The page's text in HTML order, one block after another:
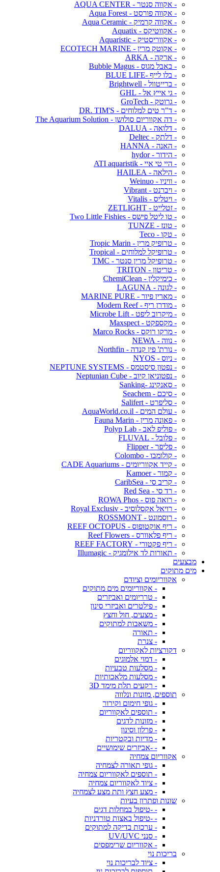
- אקווה סנטר - AQUA CENTER
- אקווה פורסט - Aqua Forest
- אקווה קרמיק - Aqua Ceramic
- אקווטיקס - Aquatix
- אקווריסטיק - Aquaristic
- אקוטק מרין - ECOTECH MARINE
- ארקה - ARKA
- באבל מגוס - Bubble Magus
- בלו לייף -BLUE LIFE
- ברייטוול - Brightwell
- גי אייץ אל - GHL
- גרוטק - GroTech
- ד"ר טים למלוחים - DR. TIM'S
- דה אקווריום סולושן - The Aquarium Solution
- דלואה - DALUA
- דלתק - Deltec
- האנה - HANNA
- הידור - hydor
- היי טי איי - ATI aquaristik
- הילאה - HAILEA
- וויניו - Weinuo
- ויברנט - Vibrant
- ויטליס - Vitalis
- זטלייט - ZETLIGHT
- טו ליטל פישס - Two Little Fishies
- טונז - TUNZE
- טקו - Teco
- טרופיק מרין - Tropic Marin
- טרופיקל למלוחים - Tropical
- טרופיקל מרין סנטר - TMC
- טריטון - TRITON
- כימיקלין - ChemiClean
- לגונה - LAGUNA
- מארין פיור - MARINE PURE
- מודרן ריף - Modern Reef
- מיקרוב ליפט - Microbe Lift
- מקספקט - Maxspect
- מרקו רוקס - Marco Rocks
- נווה - NEWA
- נורת' פין קנדה - Northfin
- ניוס - NYOS
- נפטון סיסטמס - NEPTUNE SYSTEMS
- נפטוניאן קיוב - Neptunian Cube
- סאנקינג -Sanking
- סיכם - Seachem
- סליפרט - Salifert
- עולם המים - AquaWorld.co.il
- פאונה מרין - Fauna Marin
- פוליפ לאב - Polyp Lab
- פלובל - FLUVAL
- פליפר - Flipper
- קולומבו - Colombo
- קייד אקווריומים - CADE Aquariums
- קמור - Kamoer
- קריב סי - CaribSea
- רד סי - Red Sea
- רואה פוס - ROWA Phos
- רויאל אקסלוסיב - Royal Exclusiv
- רוסמונט - ROSSMONT
- ריף אוקטופוס - REEF OCTOPUS
- ריף פלאוורס - Reef Flowers
- ריף פקטורי - REEF FACTORY
- תאורות לד אילומגיק - Illumagic
מבצעים
מים מתוקים
אקווריומים וציודם
- אקווריומים מים מתוקים
- טרריומים ואביזרים
- פילטרים ואביזרי סינון
- מצעים, חול וחצץ
- משאבות למתוקים
- תאורה
- צנרת
דקורציות לאקווריום
- דמוי אלמוגים
- מסלעות טבעיות
- מסלעות מלאכותיות
- רקעים תלת מימד 3D
תוספים, מזונות ונלווה
- גופי חימום וקירור
- תוספים לאקווריום
- מזונות לדגים
- פרלון וסינון
- מדיות ובקטריות
- -אביזרים שימושיים
אקווריום צמחיה
- גופי תאורה לצמחיה
- תוספים לאקווריום צמחיה
- ציוד לאקווריום צמחיה
- מצע חצץ ותת מצע לצמחיה
שונות ופתרון בעיות
- -טיפול במחלות דגים
- -טיפול באצות טורדניות
- ערכות בדיקה למתוקים
- סנני UV/UVC
- אקווריום שרימפסים
בריכות נוי
- ציוד לבריכות נוי